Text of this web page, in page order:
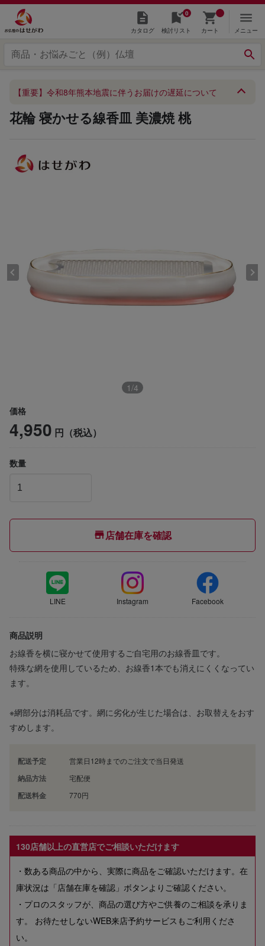
カタログ
0
検討リスト カート メニュー
【重要】令和8年熊本地震に伴うお届けの遅延について
花輪 寝かせる線香皿 美濃焼 桃
1/4
価格
4,950 円（税込）
数量
店舗在庫を確認
LINE Instagram Facebook
商品説明
お線香を横に寝かせて使用するご自宅用のお線香皿です。
特殊な網を使用しているため、お線香1本でも消えにくくなってい
ます。
※網部分は消耗品です。網に劣化が生じた場合は、お取替えをおす
すめします。
配送予定 営業日12時までのご注文で当日発送
納品方法 宅配便
配送料金 770円
130店舗以上の直営店でご相談いただけます
・数ある商品の中から、実際に商品をご確認いただけます。在
庫状況は「店舗在庫を確認」ボタンよりご確認ください。
・プロのスタッフが、商品の選び方やご供養のご相談を承りま
す。 お待たせしないWEB来店予約サービスもご利用くださ
い。